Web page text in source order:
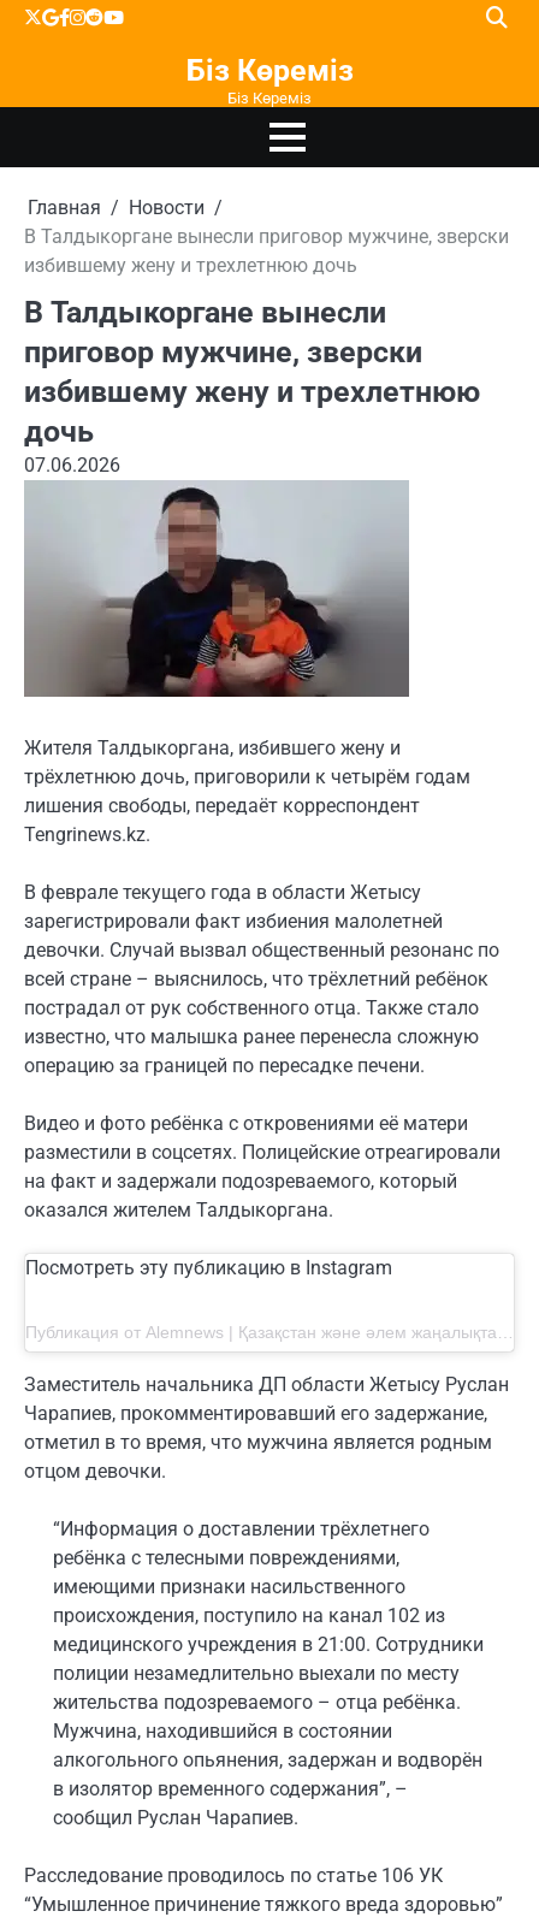
Перейти
X google
facebook
instagram
reddityoutube
Біз Көреміз
Біз Көреміз
Главная
Новости
В Талдыкоргане вынесли приговор мужчине, зверски
избившему жену и трехлетнюю дочь
В Талдыкоргане вынесли
приговор мужчине, зверски
избившему жену и трехлетнюю
дочь
07.06.2026
Жителя Талдыкоргана, избившего жену и
трёхлетнюю дочь, приговорили к четырём годам
лишения свободы, передаёт корреспондент
Tengrinews.kz.
В феврале текущего года в области Жетысу
зарегистрировали факт избиения малолетней
девочки. Случай вызвал общественный резонанс по
всей стране – выяснилось, что трёхлетний ребёнок
пострадал от рук собственного отца. Также стало
известно, что малышка ранее перенесла сложную
операцию за границей по пересадке печени.
Видео и фото ребёнка с откровениями её матери
разместили в соцсетях. Полицейские отреагировали
на факт и задержали подозреваемого, который
оказался жителем Талдыкоргана.
Посмотреть эту публикацию в Instagram
Заместитель начальника ДП области Жетысу Руслан
Чарапиев, прокомментировавший его задержание,
отметил в то время, что мужчина является родным
отцом девочки.
“Информация о доставлении трёхлетнего
ребёнка с телесными повреждениями,
имеющими признаки насильственного
происхождения, поступило на канал 102 из
медицинского учреждения в 21:00. Сотрудники
полиции незамедлительно выехали по месту
жительства подозреваемого – отца ребёнка.
Мужчина, находившийся в состоянии
алкогольного опьянения, задержан и водворён
в изолятор временного содержания”, –
сообщил Руслан Чарапиев.
Расследование проводилось по статье 106 УК
“Умышленное причинение тяжкого вреда здоровью”